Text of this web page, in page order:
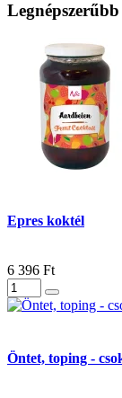
Epres koktél
6 396 Ft
Öntet, toping -